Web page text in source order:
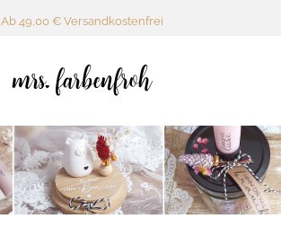
Ab 49,00 € Versandkostenfrei